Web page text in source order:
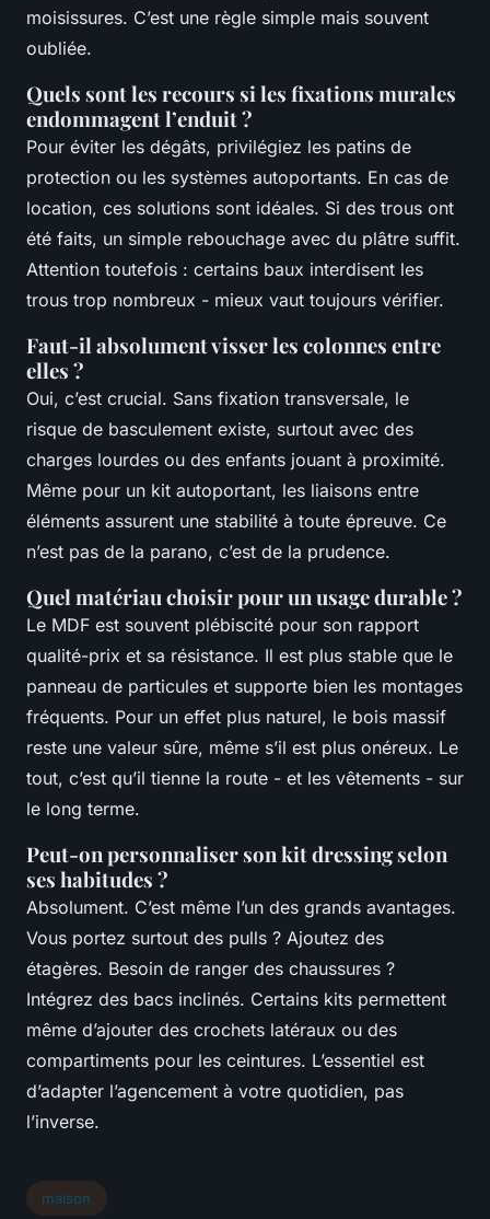
moisissures. C’est une règle simple mais souvent
oubliée.
Quels sont les recours si les fixations murales
endommagent l’enduit ?
Pour éviter les dégâts, privilégiez les patins de
protection ou les systèmes autoportants. En cas de
location, ces solutions sont idéales. Si des trous ont
été faits, un simple rebouchage avec du plâtre suffit.
Attention toutefois : certains baux interdisent les
trous trop nombreux - mieux vaut toujours vérifier.
Faut-il absolument visser les colonnes entre
elles ?
Oui, c’est crucial. Sans fixation transversale, le
risque de basculement existe, surtout avec des
charges lourdes ou des enfants jouant à proximité.
Même pour un kit autoportant, les liaisons entre
éléments assurent une stabilité à toute épreuve. Ce
n’est pas de la parano, c’est de la prudence.
Quel matériau choisir pour un usage durable ?
Le MDF est souvent plébiscité pour son rapport
qualité-prix et sa résistance. Il est plus stable que le
panneau de particules et supporte bien les montages
fréquents. Pour un effet plus naturel, le bois massif
reste une valeur sûre, même s’il est plus onéreux. Le
tout, c’est qu’il tienne la route - et les vêtements - sur
le long terme.
Peut-on personnaliser son kit dressing selon
ses habitudes ?
Absolument. C’est même l’un des grands avantages.
Vous portez surtout des pulls ? Ajoutez des
étagères. Besoin de ranger des chaussures ?
Intégrez des bacs inclinés. Certains kits permettent
même d’ajouter des crochets latéraux ou des
compartiments pour les ceintures. L’essentiel est
d’adapter l’agencement à votre quotidien, pas
l’inverse.
maison